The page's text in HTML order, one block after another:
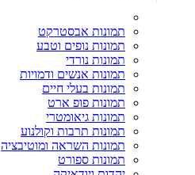
תמונות אבסטרקט
תמונות נופים וטבע
תמונות נורדי
תמונות אנשים ודמויות
תמונות בעלי חיים
תמונות פופ ארט
תמונות גיאומטרי
תמונות תרבות וקולנוע
תמונות השראה ומוטיבציה
תמונות ספורט